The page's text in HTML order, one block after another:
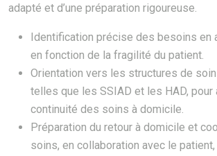
adapté et d’une préparation rigoureuse.
Identification précise des besoins en
en fonction de la fragilité du patient.
Orientation vers les structures de
telles que les SSIAD et les HAD, pour
continuité des soins à domicile.
Préparation du retour à domicile et
soins, en collaboration avec le